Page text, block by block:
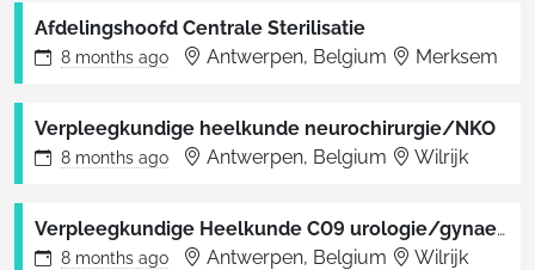
Afdelingshoofd Centrale Sterilisatie
8 months ago Antwerpen, Belgium Merksem
Verpleegkundige heelkunde neurochirurgie/NKO
8 months ago Antwerpen, Belgium Wilrijk
Verpleegkundige Heelkunde C09 urologie/gynaecologie/plastische heelkunde/short stay
8 months ago Antwerpen, Belgium Wilrijk